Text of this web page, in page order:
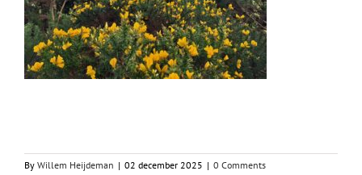
By Willem Heijdeman | 02 december 2025 | 0 Comments